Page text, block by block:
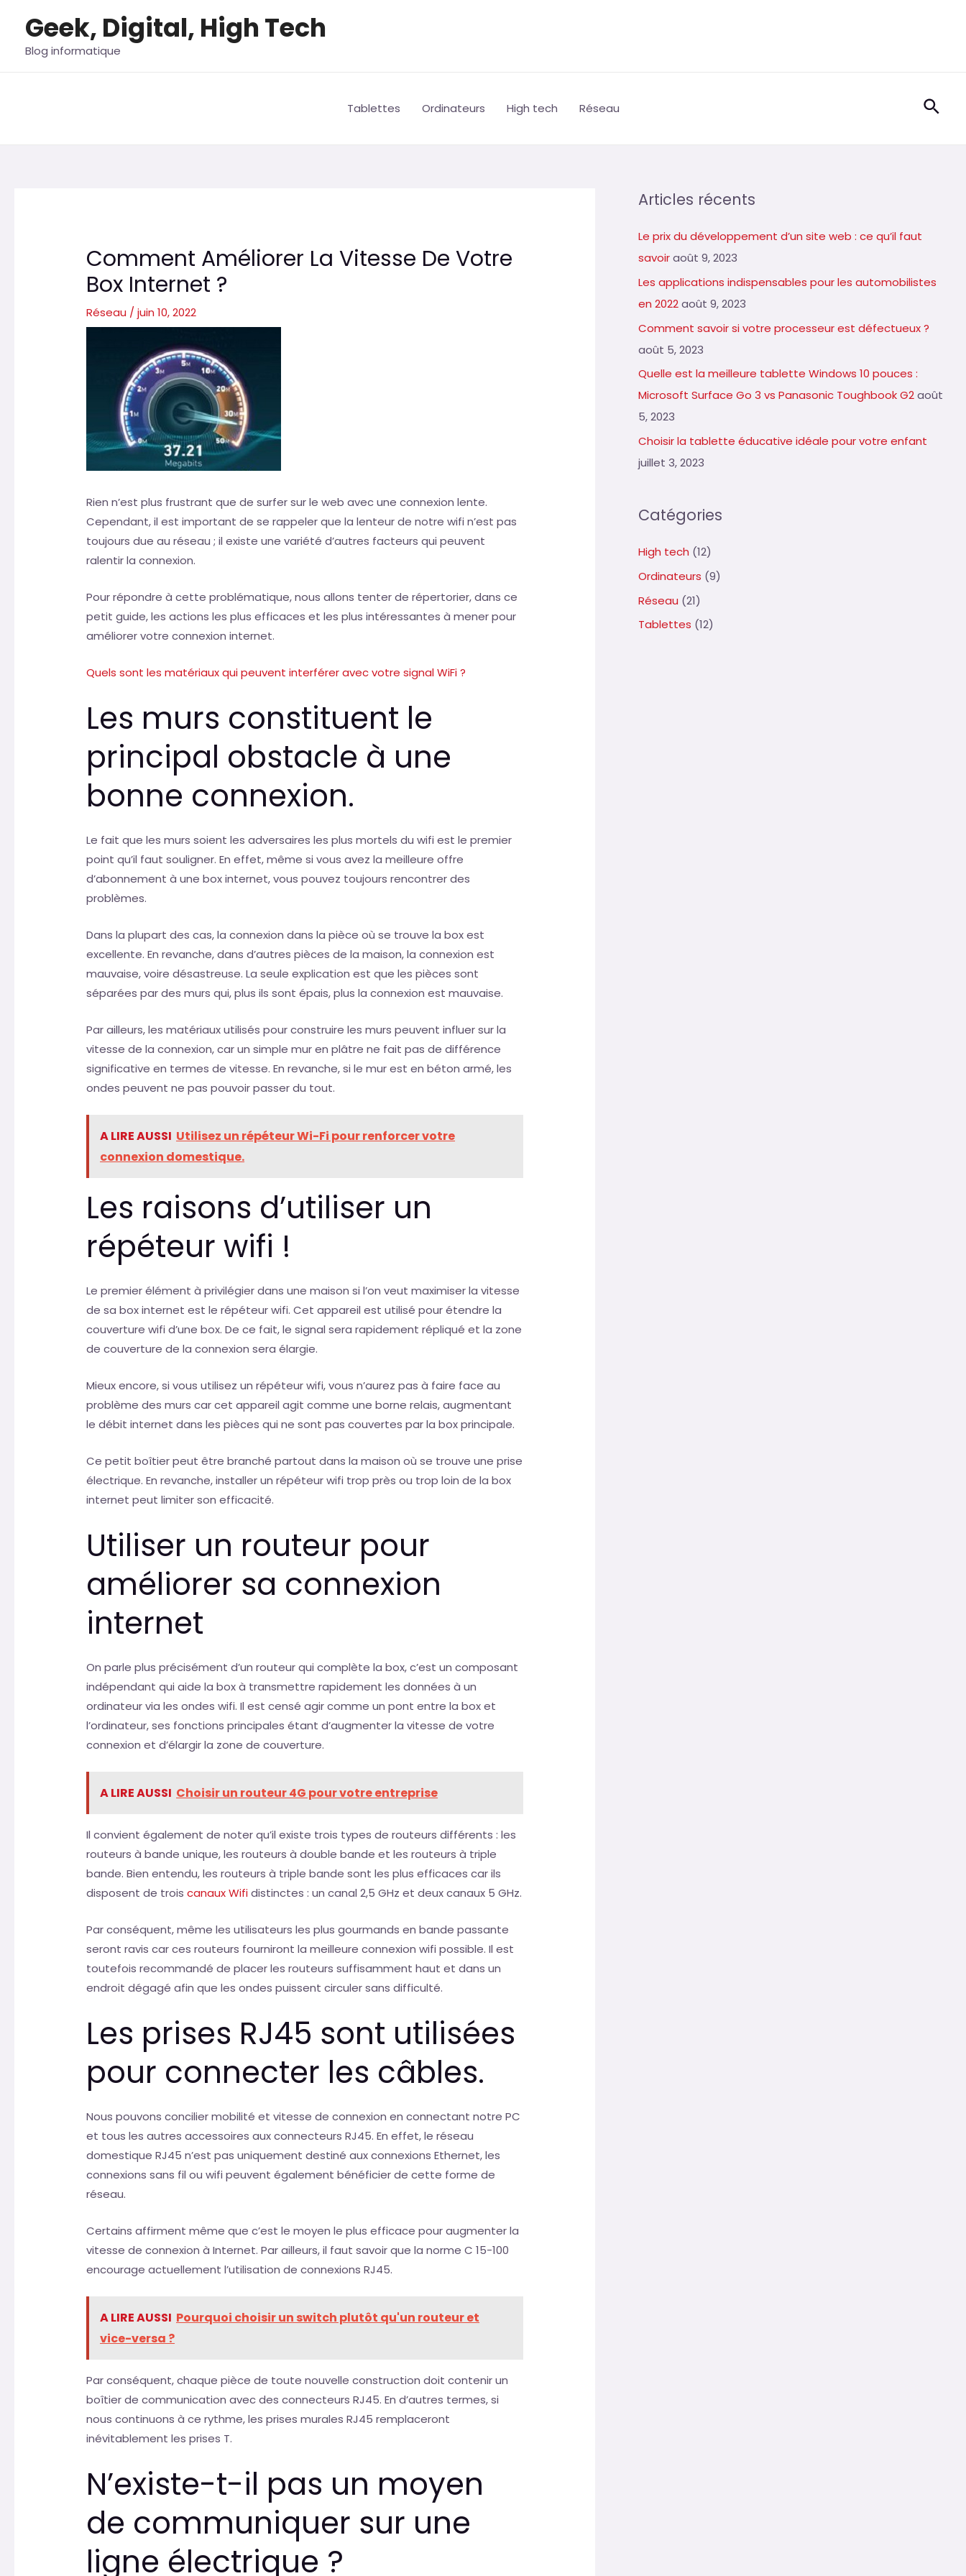
contenu
Geek, Digital, High Tech
Blog informatique
Tablettes Ordinateurs High tech Réseau
Comment Améliorer La Vitesse De Votre
Box Internet ?
Réseau /juin 10, 2022
Rien n’est plus frustrant que de surfer sur le web avec une connexion lente.
Cependant, il est important de se rappeler que la lenteur de notre wifi n’est pas
toujours due au réseau ; il existe une variété d’autres facteurs qui peuvent
ralentir la connexion.
Pour répondre à cette problématique, nous allons tenter de répertorier, dans ce
petit guide, les actions les plus efficaces et les plus intéressantes à mener pour
améliorer votre connexion internet.
Quels sont les matériaux qui peuvent interférer avec votre signal WiFi ?
Les murs constituent le
principal obstacle à une
bonne connexion.
Le fait que les murs soient les adversaires les plus mortels du wifi est le premier
point qu’il faut souligner. En effet, même si vous avez la meilleure offre
d’abonnement à une box internet, vous pouvez toujours rencontrer des
problèmes.
Dans la plupart des cas, la connexion dans la pièce où se trouve la box est
excellente. En revanche, dans d’autres pièces de la maison, la connexion est
mauvaise, voire désastreuse. La seule explication est que les pièces sont
séparées par des murs qui, plus ils sont épais, plus la connexion est mauvaise.
Par ailleurs, les matériaux utilisés pour construire les murs peuvent influer sur la
vitesse de la connexion, car un simple mur en plâtre ne fait pas de différence
significative en termes de vitesse. En revanche, si le mur est en béton armé, les
ondes peuvent ne pas pouvoir passer du tout.
A LIRE AUSSI Utilisez un répéteur Wi-Fi pour renforcer votre
connexion domestique.
Les raisons d’utiliser un
répéteur wifi !
Le premier élément à privilégier dans une maison si l’on veut maximiser la vitesse
de sa box internet est le répéteur wifi. Cet appareil est utilisé pour étendre la
couverture wifi d’une box. De ce fait, le signal sera rapidement répliqué et la zone
de couverture de la connexion sera élargie.
Mieux encore, si vous utilisez un répéteur wifi, vous n’aurez pas à faire face au
problème des murs car cet appareil agit comme une borne relais, augmentant
le débit internet dans les pièces qui ne sont pas couvertes par la box principale.
Ce petit boîtier peut être branché partout dans la maison où se trouve une prise
électrique. En revanche, installer un répéteur wifi trop près ou trop loin de la box
internet peut limiter son efficacité.
Utiliser un routeur pour
améliorer sa connexion
internet
On parle plus précisément d’un routeur qui complète la box, c’est un composant
indépendant qui aide la box à transmettre rapidement les données à un
ordinateur via les ondes wifi. Il est censé agir comme un pont entre la box et
l’ordinateur, ses fonctions principales étant d’augmenter la vitesse de votre
connexion et d’élargir la zone de couverture.
A LIRE AUSSI Choisir un routeur 4G pour votre entreprise
Il convient également de noter qu’il existe trois types de routeurs différents : les
routeurs à bande unique, les routeurs à double bande et les routeurs à triple
bande. Bien entendu, les routeurs à triple bande sont les plus efficaces car ils
disposent de troiscanaux Wifidistinctes : un canal 2,5 GHz et deux canaux 5 GHz.
Par conséquent, même les utilisateurs les plus gourmands en bande passante
seront ravis car ces routeurs fourniront la meilleure connexion wifi possible. Il est
toutefois recommandé de placer les routeurs suffisamment haut et dans un
endroit dégagé afin que les ondes puissent circuler sans difficulté.
Les prises RJ45 sont utilisées
pour connecter les câbles.
Nous pouvons concilier mobilité et vitesse de connexion en connectant notre PC
et tous les autres accessoires aux connecteurs RJ45. En effet, le réseau
domestique RJ45 n’est pas uniquement destiné aux connexions Ethernet, les
connexions sans fil ou wifi peuvent également bénéficier de cette forme de
réseau.
Certains affirment même que c’est le moyen le plus efficace pour augmenter la
vitesse de connexion à Internet. Par ailleurs, il faut savoir que la norme C 15-100
encourage actuellement l’utilisation de connexions RJ45.
A LIRE AUSSI Pourquoi choisir un switch plutôt qu'un routeur et
vice-versa ?
Par conséquent, chaque pièce de toute nouvelle construction doit contenir un
boîtier de communication avec des connecteurs RJ45. En d’autres termes, si
nous continuons à ce rythme, les prises murales RJ45 remplaceront
inévitablement les prises T.
N’existe-t-il pas un moyen
de communiquer sur une
ligne électrique ?
Articles récents
Le prix du développement d’un site web : ce qu’il faut
savoir août 9, 2023
Les applications indispensables pour les automobilistes
en 2022 août 9, 2023
Comment savoir si votre processeur est défectueux ?
août 5, 2023
Quelle est la meilleure tablette Windows 10 pouces :
Microsoft Surface Go 3 vs Panasonic Toughbook G2 août
5, 2023
Choisir la tablette éducative idéale pour votre enfant
juillet 3, 2023
Catégories
High tech (12)
Ordinateurs (9)
Réseau (21)
Tablettes (12)